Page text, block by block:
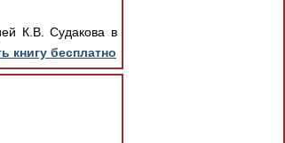
К.В. Судакова в
книгу бесплатно